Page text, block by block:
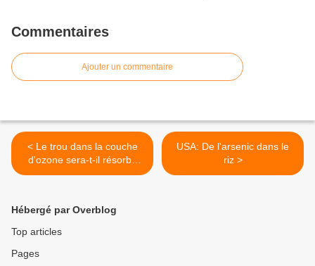
Commentaires
Ajouter un commentaire
< Le trou dans la couche
d'ozone sera-t-il résorbé
dans 50 ans ?
USA: De l'arsenic dans le
riz >
Hébergé par Overblog
Top articles
Pages